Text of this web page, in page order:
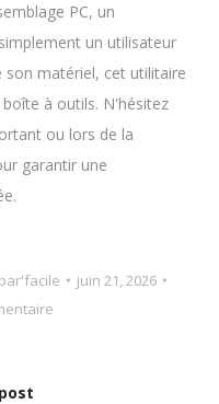
PC, un
un utilisateur
son matériel, cet utilitaire
à outils. N'hésitez
ou lors de la
garantir une
juin 21, 2026